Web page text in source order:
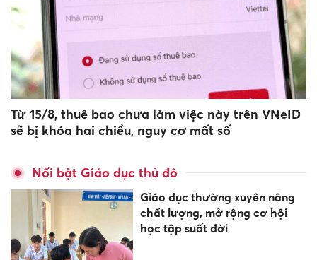
Từ 15/8, thuê bao chưa làm việc này trên VNeID
sẽ bị khóa hai chiều, nguy cơ mất số
Nổi bật Giáo dục thủ đô
Giáo dục thường xuyên nâng
chất lượng, mở rộng cơ hội
học tập suốt đời